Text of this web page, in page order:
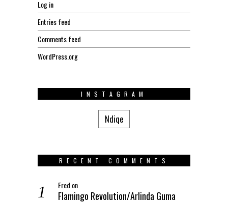
Log in
Entries feed
Comments feed
WordPress.org
INSTAGRAM
Ndiqe
RECENT COMMENTS
Fred on
Flamingo Revolution/Arlinda Guma